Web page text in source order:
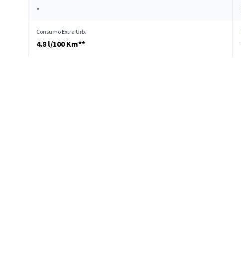
-
Consumo Extra Urb.
4.8 l/100 Km**